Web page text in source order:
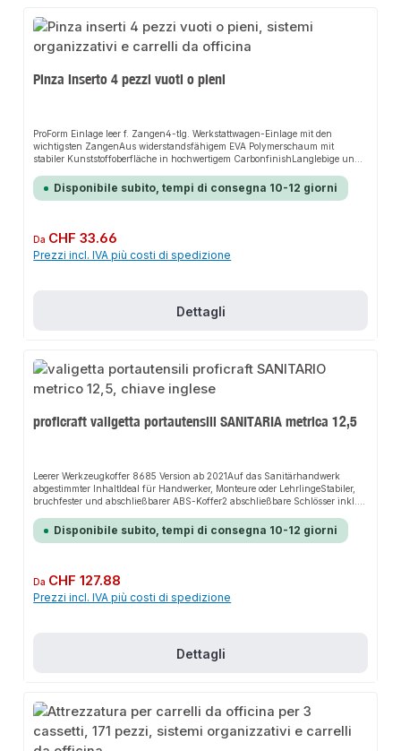
Pinza inserto 4 pezzi vuoti o pieni
ProForm Einlage leer f. Zangen4-tlg. Werkstattwagen-Einlage mit den
wichtigsten ZangenAus widerstandsfähigem EVA Polymerschaum mit
stabiler Kunststoffoberfläche in hochwertigem CarbonfinishLanglebige und
Optik, höhere Stabilität und geringere Schmutzanfälligkeit durch
CarbonfinishWerkzeuge sauber, übersichtlich und sicher angeordnet1/3
Telefonzange 205 mm (4505-200)1 Wasserpumpenzange 250 mm (4517-
1250)
Disponibile subito, tempi di consegna 10-12 giorni
Prezzo normale:
Da CHF 33.66
Prezzi incl. IVA più costi di spedizione
Dettagli
proficraft valigetta portautensili SANITARIA metrica 12,5
Leerer Werkzeugkoffer 8685 Version ab 2021Auf das Sanitärhandwerk
abgestimmter InhaltIdeal für Handwerker, Monteure oder LehrlingeStabiler,
bruchfester und abschließbarer ABS-Koffer2 abschließbare Schlösser inkl.
Anordnung der WerkzeugeWerkzeuge gegen Herausfallen gesichert
Disponibile subito, tempi di consegna 10-12 giorni
Prezzo normale:
Da CHF 127.88
Prezzi incl. IVA più costi di spedizione
Dettagli